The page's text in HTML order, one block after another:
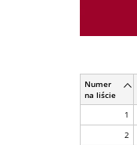
Numer
na liście
1
2